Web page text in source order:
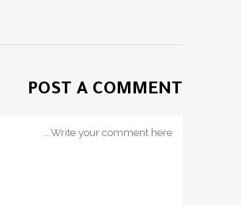
POST A COMMENT